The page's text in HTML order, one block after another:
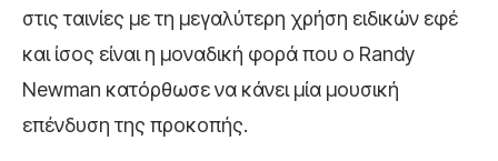
στις ταινίες με τη μεγαλύτερη χρήση ειδικών εφέ
και ίσος είναι η μοναδική φορά που ο Randy
Newman κατόρθωσε να κάνει μία μουσική
επένδυση της προκοπής.